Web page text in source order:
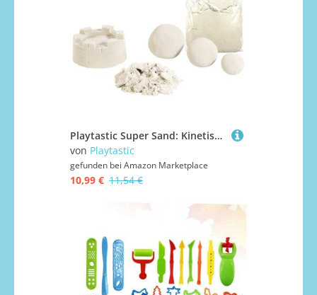
Playtastic Super Sand: Kinetischer Sand, fein, beige, 1 kg (Kinetische Knete, Knetsand für Kinder, Modelliermasse)
von Playtastic
gefunden bei Amazon Marketplace
10,99 € 11,54 €